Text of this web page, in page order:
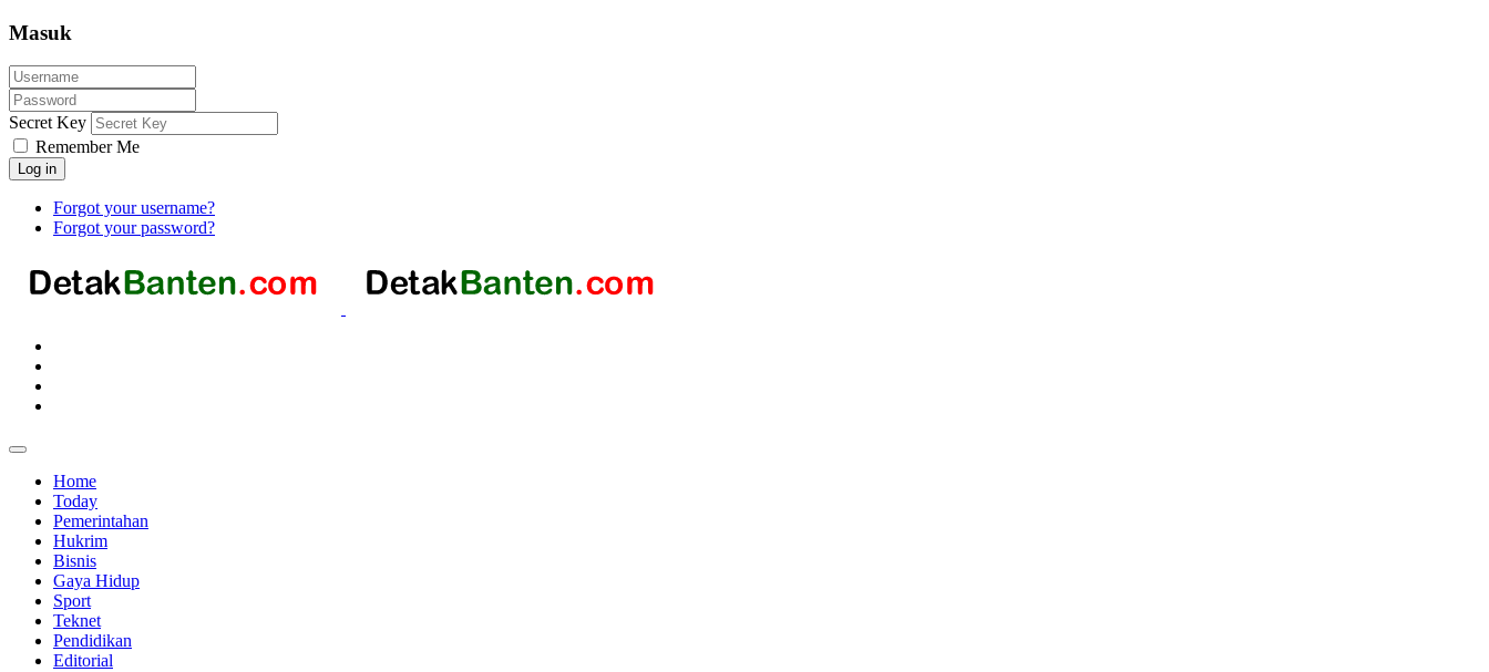
Masuk
Secret Key
Remember Me
Log in
Forgot your username?
Forgot your password?
Home
Today
Pemerintahan
Hukrim
Bisnis
Gaya Hidup
Sport
Teknet
Pendidikan
Editorial